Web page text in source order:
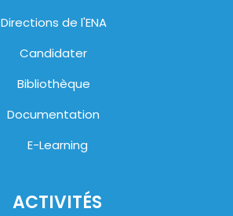
Directions de l'ENA
Candidater
Bibliothèque
Documentation
E-Learning
ACTIVITÉS